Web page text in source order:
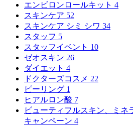
エンビロンロールキット 4
スキンケア 52
スキンケア シミ シワ 34
スタッフ 5
スタッフイベント 10
ゼオスキン 26
ダイエット 4
ドクターズコスメ 22
ピーリング 1
ヒアルロン酸 7
ビューティフルスキン、ミネ
キャンペーン 4